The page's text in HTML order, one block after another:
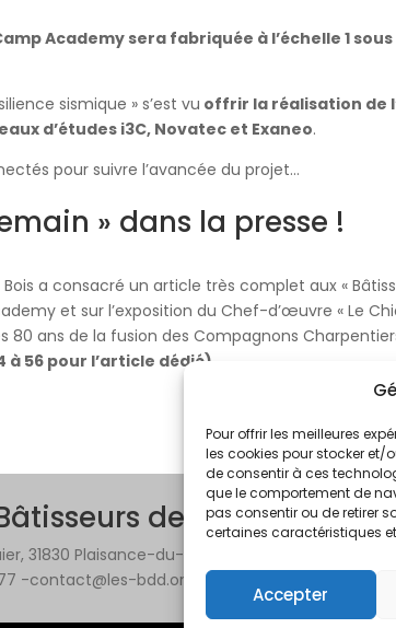
Pour offrir les meilleures
les cookies pour stocker et/
de consentir à ces
que le comportement de
pas consentir ou de retirer
certaines caractéristiques
Accepter
Academy sera fabriquée à l’échelle 1
sismique » s’est vu offrir la réalisation de
d’études i3C, Novatec et Exaneo.
pour suivre l’avancée du projet…
» dans la presse !
a consacré un article très complet aux «
et sur l’exposition du Chef-d’œuvre « Le
ans de la fusion des Compagnons
56 pour l’article dédié).
de Demain
31830 Plaisance-du-Touch
-contact@les-bdd.org